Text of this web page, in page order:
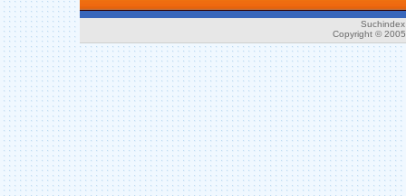
Copyright ©